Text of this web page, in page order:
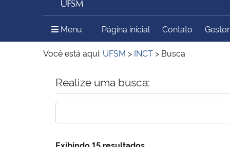
Ministério do Meio Ambiente Ministério do Turismo
Menu Menu Principal do Sítio
Página inicial Contato
Você está aqui: UFSM > INCT > Busca
Início do conteúdo
Realize uma busca:
Exibindo 15 resultados